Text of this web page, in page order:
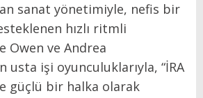
sanat yönetimiyle, nefis bir
hızlı ritmli
Owen ve Andrea
usta işi oyunculuklarıyla, “İRA
güçlü bir halka olarak